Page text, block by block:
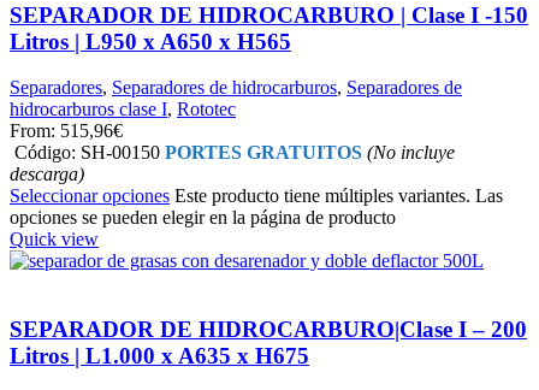
SEPARADOR DE HIDROCARBURO | Clase I -150
Litros | L950 x A650 x H565
Separadores, Separadores de hidrocarburos, Separadores de
hidrocarburos clase I, Rototec
From: 515,96€
Código: SH-00150 PORTES GRATUITOS (No incluye
descarga)
Seleccionar opciones Este producto tiene múltiples variantes. Las
opciones se pueden elegir en la página de producto
Quick view
SEPARADOR DE HIDROCARBURO|Clase I – 200
Litros | L1.000 x A635 x H675